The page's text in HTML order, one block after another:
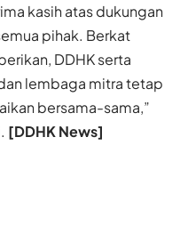
kasih atas dukungan
pihak. Berkat
DDHK serta
lembaga mitra tetap
bersama-sama,”
[DDHK News]